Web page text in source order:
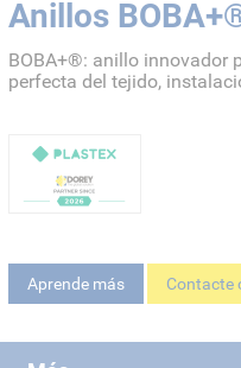
Anillos
BOBA+®: anillo innovador
perfecta del tejido,
Aprende más Contacte